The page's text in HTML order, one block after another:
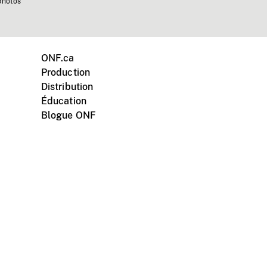
ONF.ca
Production
Distribution
Éducation
Blogue ONF